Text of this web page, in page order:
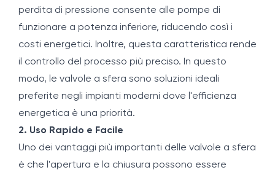
perdita di pressione consente alle pompe di
funzionare a potenza inferiore, riducendo così i
costi energetici. Inoltre, questa caratteristica rende
il controllo del processo più preciso. In questo
modo, le valvole a sfera sono soluzioni ideali
preferite negli impianti moderni dove l'efficienza
energetica è una priorità.
2. Uso Rapido e Facile
Uno dei vantaggi più importanti delle valvole a sfera
è che l'apertura e la chiusura possono essere